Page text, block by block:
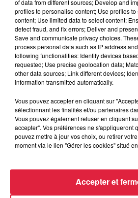
6 août 2026
Au zoo de
avec les
À découvrir également
of data from different sources; Develop and
profiles to personalise content; Use profiles
content; Use limited data to select content;
detect fraud, and fix errors; Deliver and
Save and communicate privacy choices.
process personal data such as IP address
following functionalities: Identify devices
requested; Use precise geolocation data;
other data sources; Link different devices;
information transmitted automatically.
Vous pouvez accepter en cliquant sur
sélectionnant les finalités et/ou partenaires
Vous pouvez également refuser en cliquant
accepter". Vos préférences ne s'appliqueront
pouvez mettre à jour vos choix, ou retirer
moment via le lien "Gérer les cookies" situé
Accepter et